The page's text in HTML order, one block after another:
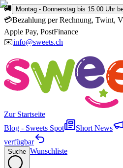
🚚 Montag - Donnerstag bis 15.00 Uhr
💳Bezahlung per Rechnung, Twint,
Apple Pay, PostFinance
✉️info@sweets.ch
Zur Startseite
Blog - Sweets Spot
Short News
verfügbar
Suche Wunschliste